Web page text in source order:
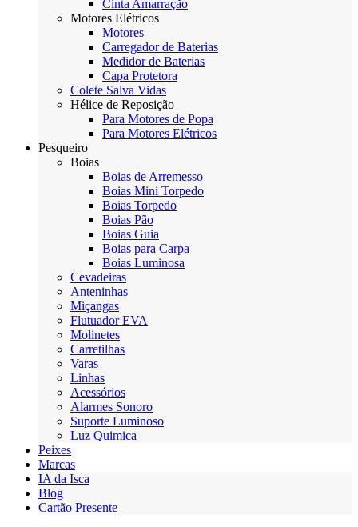
Cinta Amarração
Motores Elétricos
Motores
Carregador de Baterias
Medidor de Baterias
Capa Protetora
Colete Salva Vidas
Hélice de Reposição
Para Motores de Popa
Para Motores Elétricos
Pesqueiro
Boias
Boias de Arremesso
Boias Mini Torpedo
Boias Torpedo
Boias Pão
Boias Guia
Boias para Carpa
Boias Luminosa
Cevadeiras
Anteninhas
Miçangas
Flutuador EVA
Molinetes
Carretilhas
Varas
Linhas
Acessórios
Alarmes Sonoro
Suporte Luminoso
Luz Quimica
Peixes
Marcas
IA da Isca
Blog
Cartão Presente